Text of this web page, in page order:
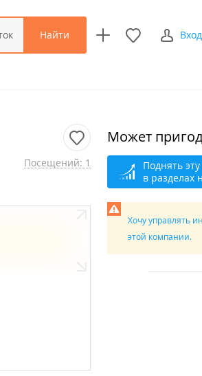
Найти
Посещений: 1
Может
Поднять
в разделах
Хочу управлять
этой компании.